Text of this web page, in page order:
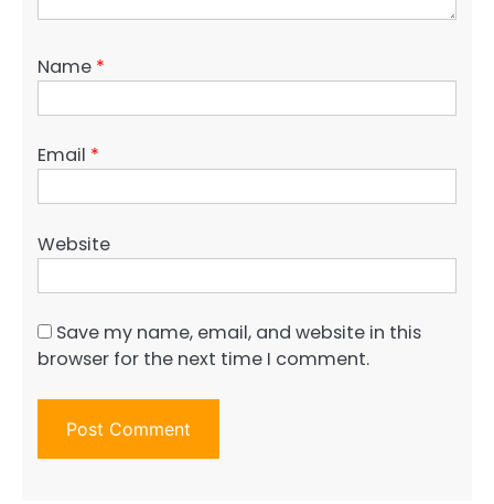
Name *
Email *
Website
Save my name, email, and website in this
browser for the next time I comment.